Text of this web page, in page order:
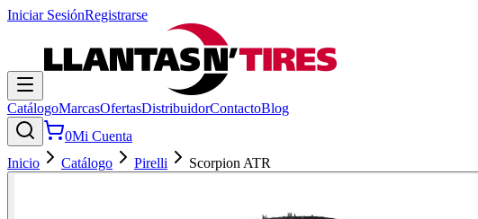
Iniciar SesiónRegistrarse
CatálogoMarcasOfertasDistribuidorContactoBlog
0Mi Cuenta
Inicio
Catálogo Pirelli Scorpion ATR